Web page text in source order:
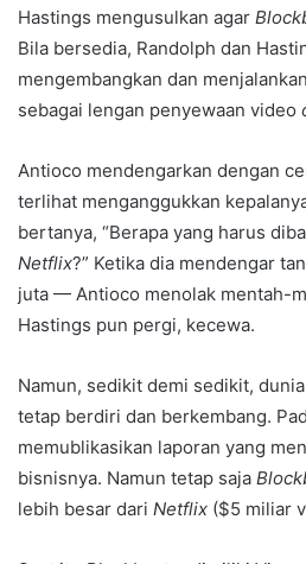
Hastings mengusulkan agar
Bila bersedia, Randolph dan
mengembangkan dan menjalankan
sebagai lengan penyewaan video
Antioco mendengarkan dengan
terlihat menganggukkan
bertanya, “Berapa yang harus
Netflix?” Ketika dia mendengar
juta — Antioco menolak mentah-
Hastings pun pergi, kecewa.
Namun, sedikit demi sedikit,
tetap berdiri dan berkembang.
memublikasikan laporan yang
bisnisnya. Namun tetap saja
lebih besar dari Netflix ($5 miliar